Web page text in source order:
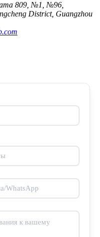
809, №1, №96,
District, Guangzhou